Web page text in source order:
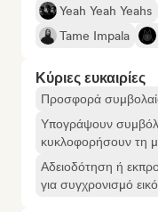
Yeah Yeah Yeahs
Tame Impala
Κύριες ευκαιρίες
Προσφορά
Υπογράψουν
κυκλοφορήσουν τη
Αδειοδότηση ή
για συγχρονισμό